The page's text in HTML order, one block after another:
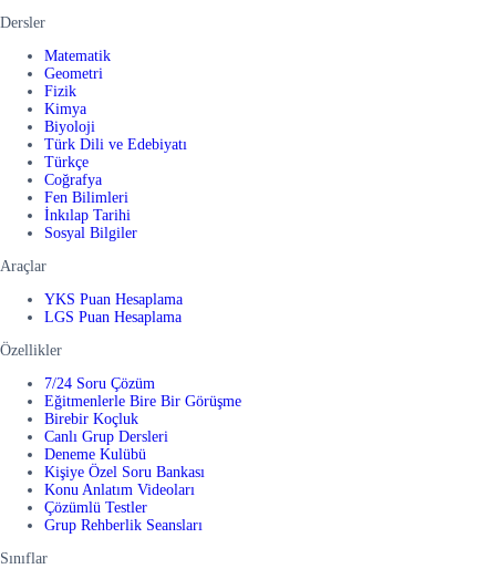
Dersler
Matematik
Geometri
Fizik
Kimya
Biyoloji
Türk Dili ve Edebiyatı
Türkçe
Coğrafya
Fen Bilimleri
İnkılap Tarihi
Sosyal Bilgiler
Araçlar
YKS Puan Hesaplama
LGS Puan Hesaplama
Özellikler
7/24 Soru Çözüm
Eğitmenlerle Bire Bir Görüşme
Birebir Koçluk
Canlı Grup Dersleri
Deneme Kulübü
Kişiye Özel Soru Bankası
Konu Anlatım Videoları
Çözümlü Testler
Grup Rehberlik Seansları
Sınıflar